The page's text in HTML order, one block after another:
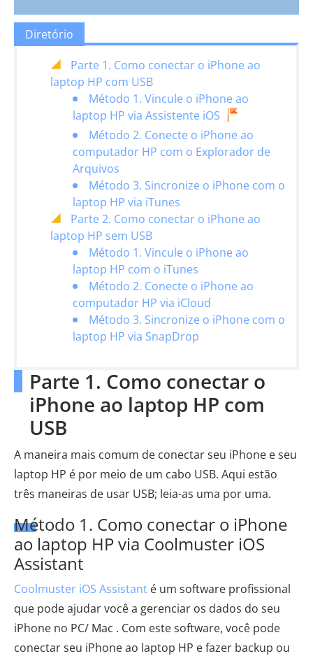
Diretório
Parte 1. Como conectar o iPhone ao
laptop HP com USB
Método 1. Vincule o iPhone ao
laptop HP via Assistente iOS
Método 2. Conecte o iPhone ao
computador HP com o Explorador de
Arquivos
Método 3. Sincronize o iPhone com o
laptop HP via iTunes
Parte 2. Como conectar o iPhone ao
laptop HP sem USB
Método 1. Vincule o iPhone ao
laptop HP com o iTunes
Método 2. Conecte o iPhone ao
computador HP via iCloud
Método 3. Sincronize o iPhone com o
laptop HP via SnapDrop
Parte 1. Como conectar o
iPhone ao laptop HP com
USB
A maneira mais comum de conectar seu iPhone e seu
laptop HP é por meio de um cabo USB. Aqui estão
três maneiras de usar USB; leia-as uma por uma.
Método 1. Como conectar o iPhone
ao laptop HP via Coolmuster iOS
Assistant
Coolmuster iOS Assistant é um software profissional
que pode ajudar você a gerenciar os dados do seu
iPhone no PC/ Mac . Com este software, você pode
conectar seu iPhone ao laptop HP e fazer backup ou